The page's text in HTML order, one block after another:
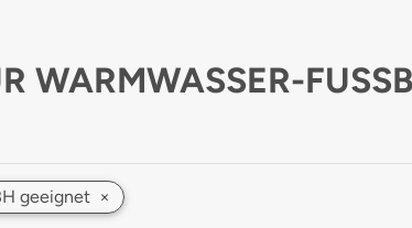
WARMWASSER-
geeignet ×